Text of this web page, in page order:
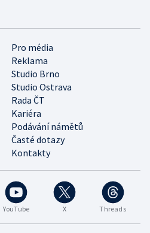
YouTube X Threads
Pro média
Reklama
Studio Brno
Studio Ostrava
Rada ČT
Kariéra
Podávání námětů
Časté dotazy
Kontakty